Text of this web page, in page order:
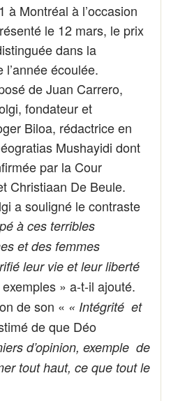
à Montréal à l’occasion
le 12 mars, le prix
dans la
écoulée.
de Juan Carrero,
fondateur et
Biloa, rédactrice en
Mushayidi dont
par la Cour
Christiaan De Beule.
a souligné le contraste
à ces terribles
et des femmes
leur vie et leur liberté
» a-t-il ajouté.
de son « « Intégrité et
de que Déo
d’opinion, exemple de
tout haut, ce que tout le